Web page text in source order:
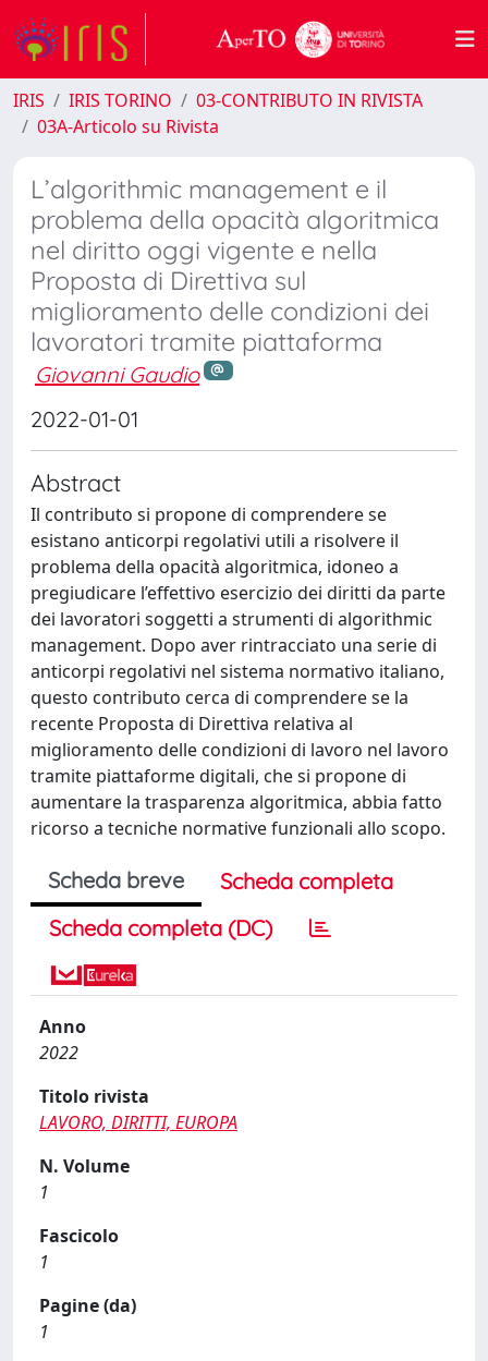
IRIS IRIS TORINO
03-CONTRIBUTO IN RIVISTA
03A-Articolo su Rivista
L’algorithmic management e il
problema della opacità algoritmica
nel diritto oggi vigente e nella
Proposta di Direttiva sul
miglioramento delle condizioni dei
lavoratori tramite piattaforma
Giovanni Gaudio
2022-01-01
Abstract
Il contributo si propone di comprendere se
esistano anticorpi regolativi utili a risolvere il
problema della opacità algoritmica, idoneo a
pregiudicare l’effettivo esercizio dei diritti da parte
dei lavoratori soggetti a strumenti di algorithmic
management. Dopo aver rintracciato una serie di
anticorpi regolativi nel sistema normativo italiano,
questo contributo cerca di comprendere se la
recente Proposta di Direttiva relativa al
miglioramento delle condizioni di lavoro nel lavoro
tramite piattaforme digitali, che si propone di
aumentare la trasparenza algoritmica, abbia fatto
ricorso a tecniche normative funzionali allo scopo.
Scheda breve
Scheda completa
Scheda completa (DC)
Anno
2022
Titolo rivista
LAVORO, DIRITTI, EUROPA
N. Volume
1
Fascicolo
1
Pagine (da)
1